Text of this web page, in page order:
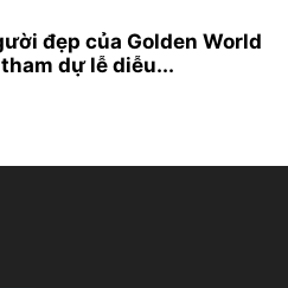
đẹp của Golden World
dự lễ diễu...